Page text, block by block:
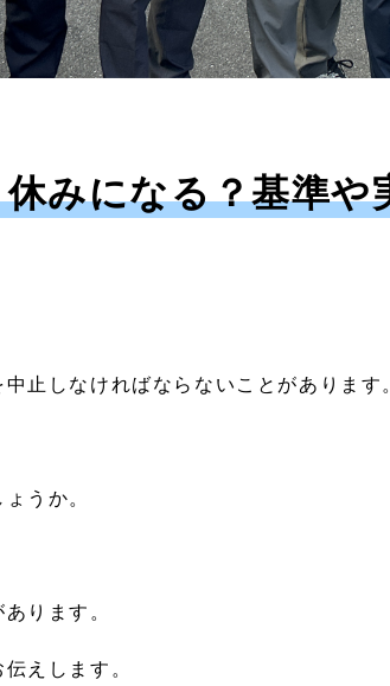
みになる？基準や
止しなければならないことがあります
うか。
あります。
えします。